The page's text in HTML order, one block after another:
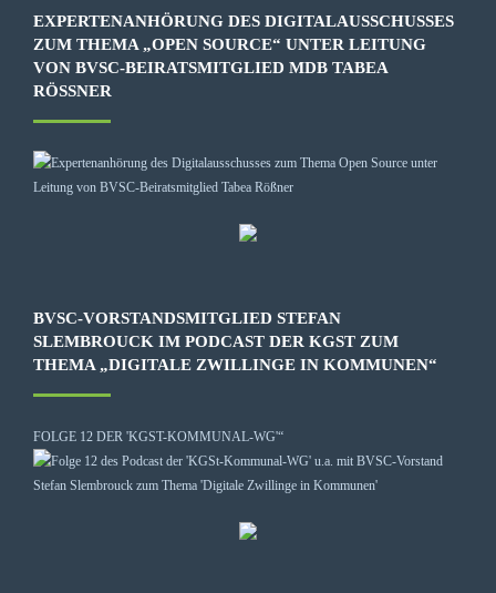
EXPERTENANHÖRUNG DES DIGITALAUSSCHUSSES
ZUM THEMA „OPEN SOURCE“ UNTER LEITUNG
VON BVSC-BEIRATSMITGLIED MDB TABEA
RÖSSNER
BVSC-VORSTANDSMITGLIED STEFAN
SLEMBROUCK IM PODCAST DER KGST ZUM
THEMA „DIGITALE ZWILLINGE IN KOMMUNEN“
FOLGE 12 DER 'KGST-KOMMUNAL-WG'“